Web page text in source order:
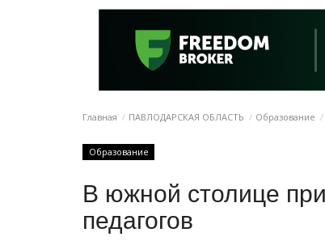
Главная ПАВЛОДАРСКАЯ ОБЛАСТЬ Образование
Образование
В южной столице
педагогов